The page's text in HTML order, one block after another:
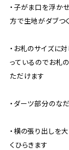
・子がま口を浮か
方で生地がダブつ
・お札のサイズに
っているのでお札
ただけます
・ダーツ部分のな
・横の張り出しを
くひらきます